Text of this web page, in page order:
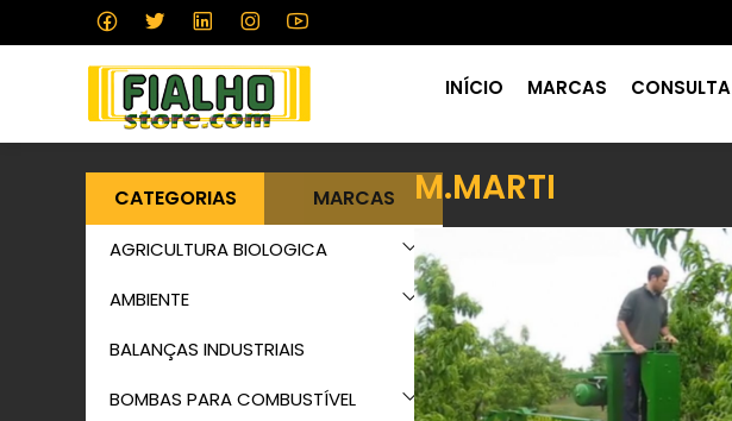
INÍCIO MARCAS CONSULTA
CATEGORIAS MARCAS
AGRICULTURA BIOLOGICA
AMBIENTE
BALANÇAS INDUSTRIAIS
BOMBAS PARA COMBUSTÍVEL
M.MARTI